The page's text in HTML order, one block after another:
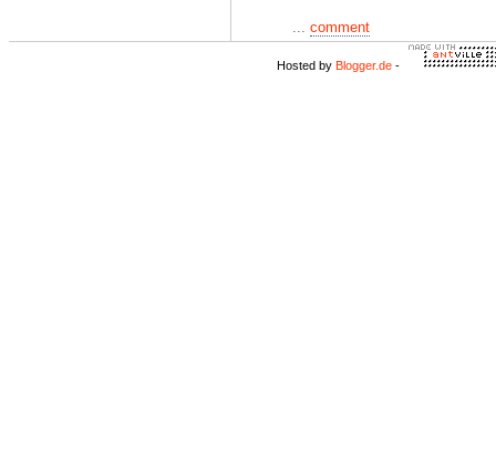
... comment
Hosted by Blogger.de -